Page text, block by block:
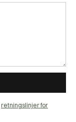
retningslinjer for